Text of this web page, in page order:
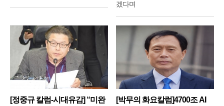
겠다며
[정중규 칼럼-시대유감] “미완
[박무의 화요칼럼]4700조 AI